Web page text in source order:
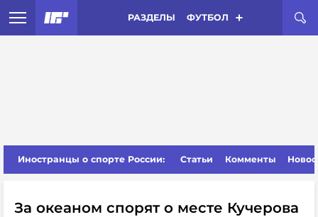
РАЗДЕЛЫ ФУТБОЛ
Иностранцы о спорте России: Статьи Комменты
За океаном спорят о месте Кучерова